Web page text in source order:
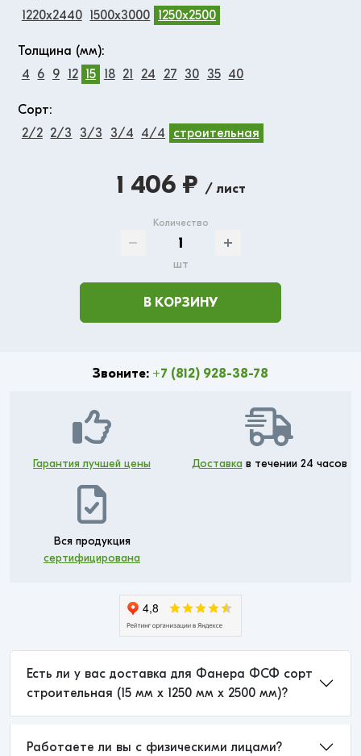
1220x2440 1500x3000 1250x2500
Толщина (мм):
4
6 9 12 15 18 21 24 27 30 35 40
Сорт:
2/2 2/3 3/3 3/4 4/4 строительная
1 406 ₽ / лист
Количество
шт
В КОРЗИНУ
Звоните: +7 (812) 928-38-78
Гарантия лучшей цены Доставкав течении 24 часов
Вся продукция
сертифицирована
Есть ли у вас доставка для Фанера ФСФ сорт
строительная (15 мм x 1250 мм x 2500 мм)?
Работаете ли вы с физическими лицами?